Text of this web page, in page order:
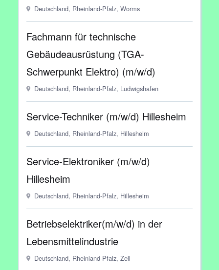
Deutschland, Rheinland-Pfalz, Worms
Fachmann für technische
Gebäudeausrüstung (TGA-
Schwerpunkt Elektro) (m/w/d)
Deutschland, Rheinland-Pfalz, Ludwigshafen
Service-Techniker (m/w/d) Hillesheim
Deutschland, Rheinland-Pfalz, Hillesheim
Service-Elektroniker (m/w/d)
Hillesheim
Deutschland, Rheinland-Pfalz, Hillesheim
Betriebselektriker(m/w/d) in der
Lebensmittelindustrie
Deutschland, Rheinland-Pfalz, Zell